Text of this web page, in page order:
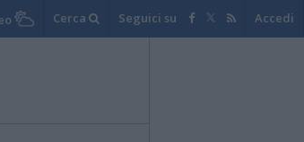
Cerca Seguici su Accedi